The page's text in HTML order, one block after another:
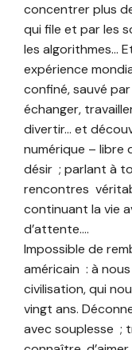
concentrer plus
qui file et par les
les algorithmes…
expérience
confiné, sauvé
échanger,
divertir… et
numérique – libre
désir ; parlant à
rencontres
continuant la vie
d’attente….
Impossible de
américain : à
civilisation, qui
vingt ans.
avec souplesse ;